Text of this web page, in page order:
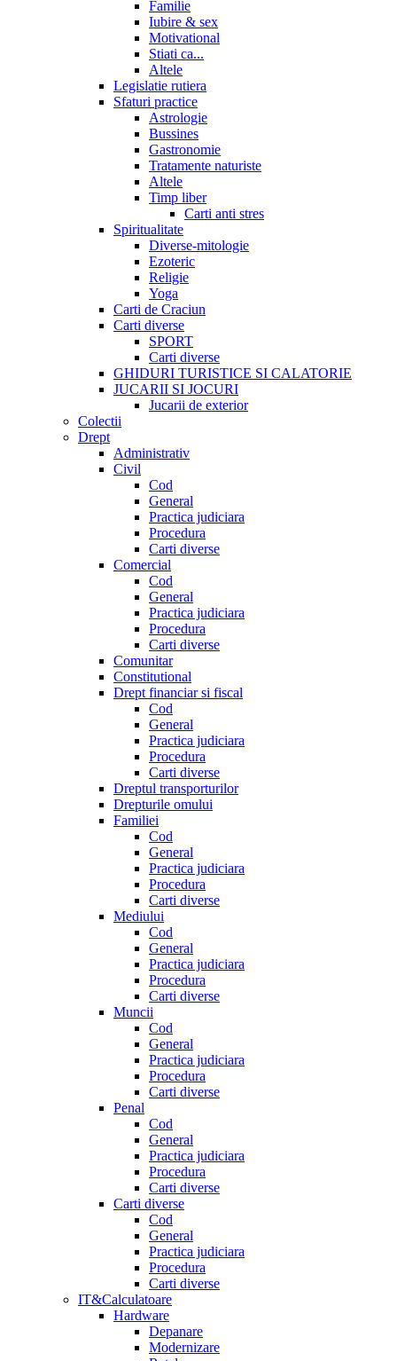
Familie
Iubire & sex
Motivational
Stiati ca...
Altele
Legislatie rutiera
Sfaturi practice
Astrologie
Bussines
Gastronomie
Tratamente naturiste
Altele
Timp liber
Carti anti stres
Spiritualitate
Diverse-mitologie
Ezoteric
Religie
Yoga
Carti de Craciun
Carti diverse
SPORT
Carti diverse
GHIDURI TURISTICE SI CALATORIE
JUCARII SI JOCURI
Jucarii de exterior
Colectii
Drept
Administrativ
Civil
Cod
General
Practica judiciara
Procedura
Carti diverse
Comercial
Cod
General
Practica judiciara
Procedura
Carti diverse
Comunitar
Constitutional
Drept financiar si fiscal
Cod
General
Practica judiciara
Procedura
Carti diverse
Dreptul transporturilor
Drepturile omului
Familiei
Cod
General
Practica judiciara
Procedura
Carti diverse
Mediului
Cod
General
Practica judiciara
Procedura
Carti diverse
Muncii
Cod
General
Practica judiciara
Procedura
Carti diverse
Penal
Cod
General
Practica judiciara
Procedura
Carti diverse
Carti diverse
Cod
General
Practica judiciara
Procedura
Carti diverse
IT&Calculatoare
Hardware
Depanare
Modernizare